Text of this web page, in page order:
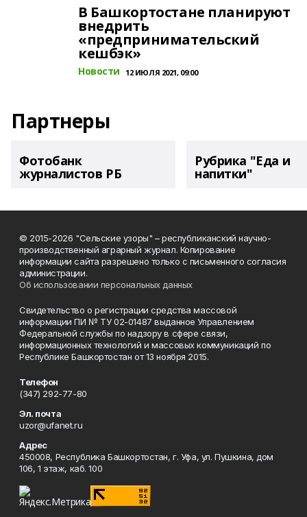
В Башкортостане планируют
внедрить
«предпринимательский
кешбэк»
Новости 12 ИЮЛЯ 2021, 09:00
Партнеры
Фотобанк
журналистов РБ
Рубрика "Еда и
напитки"
© 2015-2026 "Сельские узоры" – республиканский научно-
производственный аграрный журнал. Копирование
информации сайта разрешено только с письменного согласия
администрации.
Об использовании персональных данных
Свидетельство о регистрации средства массовой
информации ПИ № ТУ 02-01487 выданное Управлением
Федеральной службы по надзору в сфере связи,
информационных технологий и массовых коммуникаций по
Республике Башкортостан от 13 ноября 2015.
Телефон
(347) 292-77-80
Эл. почта
uzor@ufanet.ru
Адрес
450008, Республика Башкортостан, г. Уфа, ул. Пушкина, дом
106, 1 этаж, каб. 100